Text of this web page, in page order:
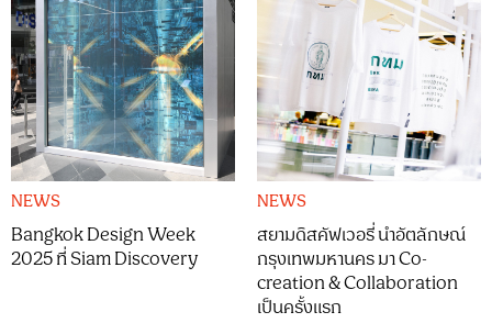
NEWS
Bangkok Design Week
2025 ที่ Siam Discovery
NEWS
สยามดิสคัฟเวอรี่ นำอัตลักษณ์
กรุงเทพมหานคร มา Co-
creation & Collaboration
เป็นครั้งแรก